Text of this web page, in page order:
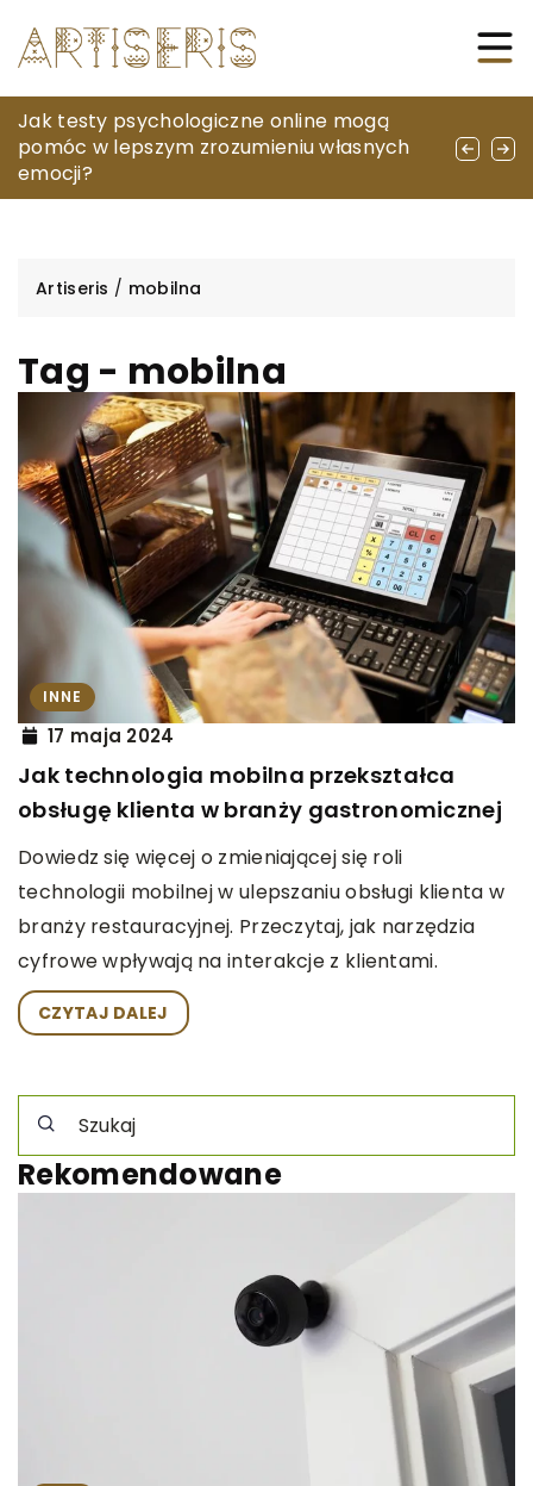
Jak nowoczesne technologie ułatwiają
prowadzenie prezentacji i lekcji?
Jak testy psychologiczne online mogą
pomóc w lepszym zrozumieniu własnych
emocji?
Jakie korzyści przynoszą nowoczesne
technologie w identyfikacji przewodów i
komponentów?
Artiseris / mobilna
Tag - mobilna
INNE
17 maja 2024
Jak technologia mobilna przekształca
obsługę klienta w branży gastronomicznej
Dowiedz się więcej o zmieniającej się roli
technologii mobilnej w ulepszaniu obsługi klienta w
branży restauracyjnej. Przeczytaj, jak narzędzia
cyfrowe wpływają na interakcje z klientami.
CZYTAJ DALEJ
Rekomendowane